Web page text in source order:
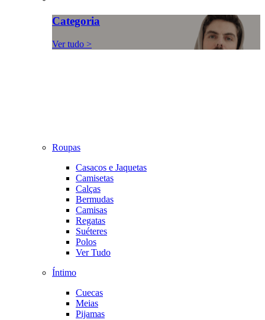
Categoria
Ver tudo >
Roupas
Casacos e Jaquetas
Camisetas
Calças
Bermudas
Camisas
Regatas
Suéteres
Polos
Ver Tudo
Íntimo
Cuecas
Meias
Pijamas